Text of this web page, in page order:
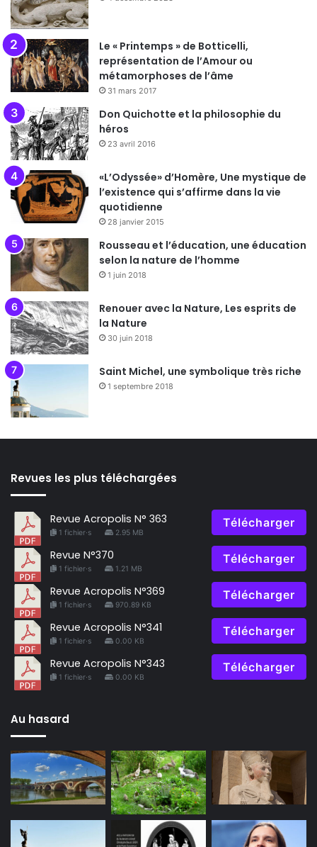
Le « Printemps » de Botticelli,
représentation de l’Amour ou
métamorphoses de l’âme
31 mars 2017
Don Quichotte et la philosophie du
héros
23 avril 2016
«L’Odyssée» d’Homère, Une mystique de
l’existence qui s’affirme dans la vie
quotidienne
28 janvier 2015
Rousseau et l’éducation, une éducation
selon la nature de l’homme
1 juin 2018
Renouer avec la Nature, Les esprits de
la Nature
30 juin 2018
Saint Michel, une symbolique très riche
1 septembre 2018
Revues les plus téléchargées
Revue Acropolis N° 363
1 fichier·s 2.95 MB
Télécharger
Revue N°370
1 fichier·s 1.21 MB
Télécharger
Revue Acropolis N°369
1 fichier·s 970.89 KB
Télécharger
Revue Acropolis N°341
1 fichier·s 0.00 KB
Télécharger
Revue Acropolis N°343
1 fichier·s 0.00 KB
Télécharger
Au hasard